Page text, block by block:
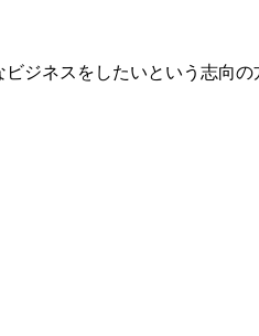
ジネスをしたいという志向の